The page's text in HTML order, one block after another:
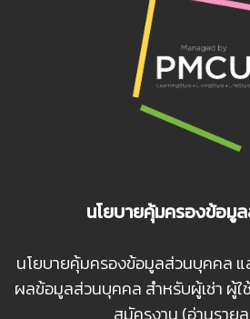
นโยบายคุ้มครองข้อมู
นโยบายคุ้มครองข้อมูลส่วนบุคคล แ
ผลข้อมูลส่วนบุคคล สำหรับผู้เช่า ผู้ใ
สมัครงาน (อ่านราย